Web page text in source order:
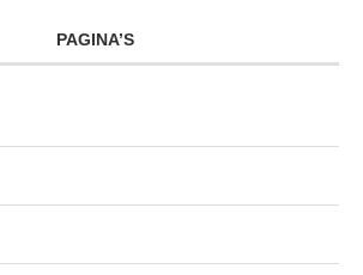
PAGINA’S